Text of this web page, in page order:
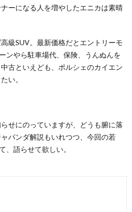
ーになる人を増やしたエニカは素晴
級SUV。最新価格だとエントリーモ
ンやら駐車場代、保険、うんぬんを
古といえども、ポルシェのカイエン
い。
せにのっていますが、どうも腑に落
パンダ解説もいれつつ、今回の若
、語らせて欲しい。